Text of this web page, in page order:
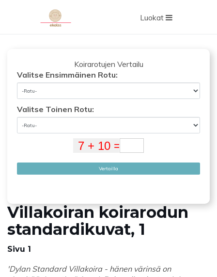
Luokat
Koirarotujen Vertailu
Valitse Ensimmäinen Rotu:
Valitse Toinen Rotu:
Vertailla
Villakoiran koirarodun
standardikuvat, 1
Sivu 1
'Dylan Standard Villakoira - hänen värinsä on